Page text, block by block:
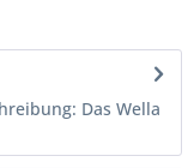
Das Wella